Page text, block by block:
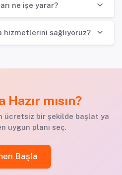
ne işe yarar?
sağlıyoruz?
mısın?
ücretsiz bir şekilde başlat ya
uygun planı seç.
Başla